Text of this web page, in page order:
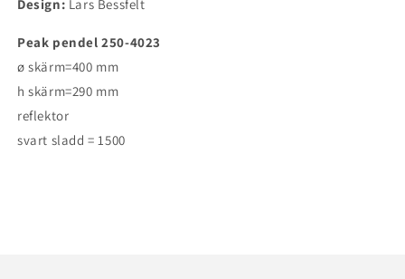
Design: Lars Bessfelt
Peak pendel 250-4023
ø skärm=400 mm
h skärm=290 mm
reflektor
svart sladd = 1500